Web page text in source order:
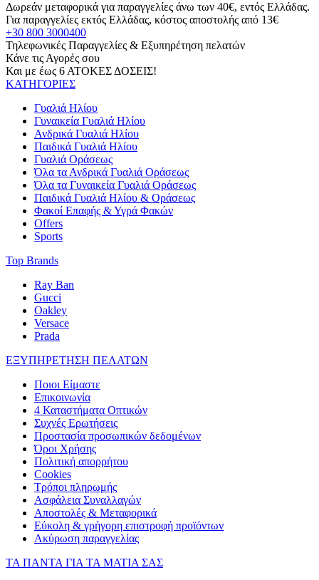
Δωρεάν μεταφορικά για παραγγελίες άνω των 40€, εντός Ελλάδας.
Για παραγγελίες εκτός Ελλάδας, κόστος αποστολής από 13€
+30 800 3000400
Τηλεφωνικές Παραγγελίες & Εξυπηρέτηση πελατών
Κάνε τις Αγορές σου
Και με έως 6 ΑΤΟΚΕΣ ΔΟΣΕΙΣ!
ΚΑΤΗΓΟΡΙΕΣ
Γυαλιά Ηλίου
Γυναικεία Γυαλιά Ηλίου
Ανδρικά Γυαλιά Ηλίου
Παιδικά Γυαλιά Ηλίου
Γυαλιά Οράσεως
Όλα τα Ανδρικά Γυαλιά Οράσεως
Όλα τα Γυναικεία Γυαλιά Οράσεως
Παιδικά Γυαλιά Ηλίου & Οράσεως
Φακοί Επαφής & Υγρά Φακών
Offers
Sports
Top Brands
Ray Ban
Gucci
Oakley
Versace
Prada
ΕΞΥΠΗΡΕΤΗΣΗ ΠΕΛΑΤΩΝ
Ποιοι Είμαστε
Επικοινωνία
4 Καταστήματα Οπτικών
Συχνές Ερωτήσεις
Προστασία προσωπικών δεδομένων
Όροι Χρήσης
Πολιτική απορρήτου
Cookies
Τρόποι πληρωμής
Ασφάλεια Συναλλαγών
Αποστολές & Μεταφορικά
Εύκολη & γρήγορη επιστροφή προϊόντων
Ακύρωση παραγγελίας
ΤΑ ΠΑΝΤΑ ΓΙΑ ΤΑ ΜΑΤΙΑ ΣΑΣ